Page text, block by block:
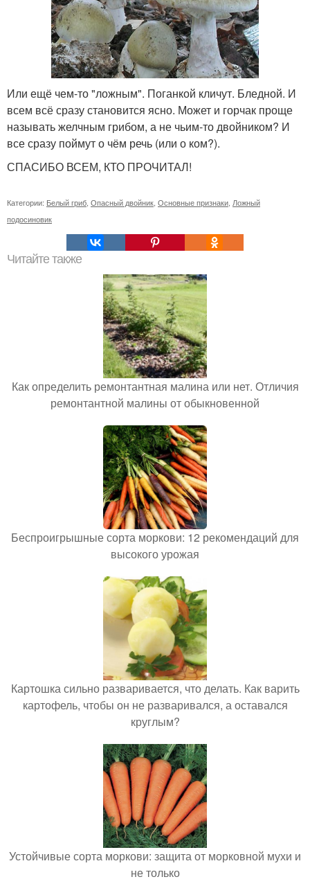
Или ещё чем-то "ложным". Поганкой кличут. Бледной. И
всем всё сразу становится ясно. Может и горчак проще
называть желчным грибом, а не чьим-то двойником? И
все сразу поймут о чём речь (или о ком?).
СПАСИБО ВСЕМ, КТО ПРОЧИТАЛ!
Категории: Белый гриб, Опасный двойник, Основные признаки, Ложный
подосиновик
Читайте также
Как определить ремонтантная малина или нет. Отличия
ремонтантной малины от обыкновенной
Беспроигрышные сорта моркови: 12 рекомендаций для
высокого урожая
Картошка сильно разваривается, что делать. Как варить
картофель, чтобы он не разваривался, а оставался
круглым?
Устойчивые сорта моркови: защита от морковной мухи и
не только